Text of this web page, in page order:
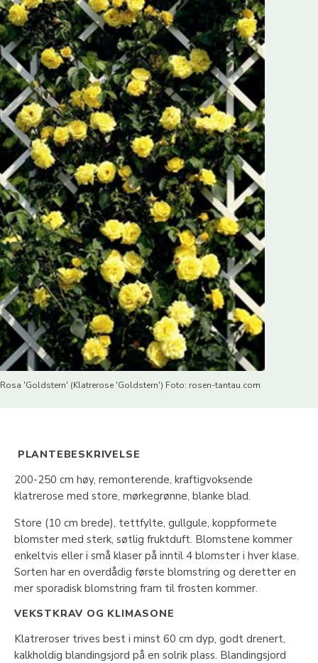
Rosa 'Goldstern' (Klatrerose 'Goldstern') Foto: rosen-tantau.com
PLANTEBESKRIVELSE
200-250 cm høy, remonterende, kraftigvoksende
klatrerose med store, mørkegrønne, blanke blad.
Store (10 cm brede), tettfylte, gullgule, koppformete
blomster med sterk, søtlig fruktduft. Blomstene kommer
enkeltvis eller i små klaser på inntil 4 blomster i hver klase.
Sorten har en overdådig første blomstring og deretter en
mer sporadisk blomstring fram til frosten kommer.
VEKSTKRAV OG KLIMASONE
Klatreroser trives best i minst 60 cm dyp, godt drenert,
kalkholdig blandingsjord på en solrik plass. Blandingsjord